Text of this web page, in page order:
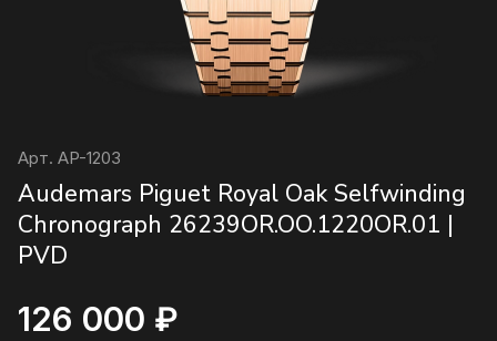
Арт. AP-1203
Audemars Piguet Royal Oak Selfwinding
Chronograph 26239OR.OO.1220OR.01 |
PVD
126 000 ₽